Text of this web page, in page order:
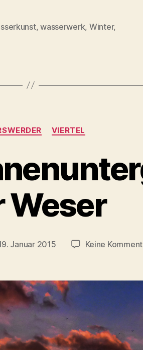
,wasserwerk, Winter,
Kategorien
VIERTEL
Weser
Januar 2015 Keine